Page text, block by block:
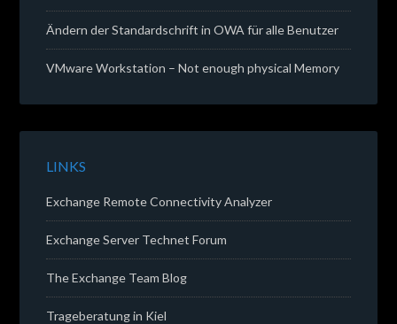
Ändern der Standardschrift in OWA für alle Benutzer
VMware Workstation – Not enough physical Memory
LINKS
Exchange Remote Connectivity Analyzer
Exchange Server Technet Forum
The Exchange Team Blog
Trageberatung in Kiel